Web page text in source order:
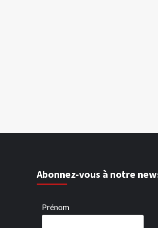
Abonnez-vous à notre
Prénom